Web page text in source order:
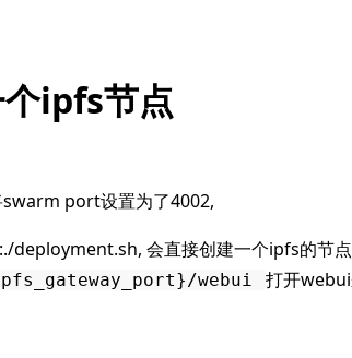
ipfs节点
port设置为了4002,
deployment.sh, 会直接创建一个ipfs的节
webui
打开